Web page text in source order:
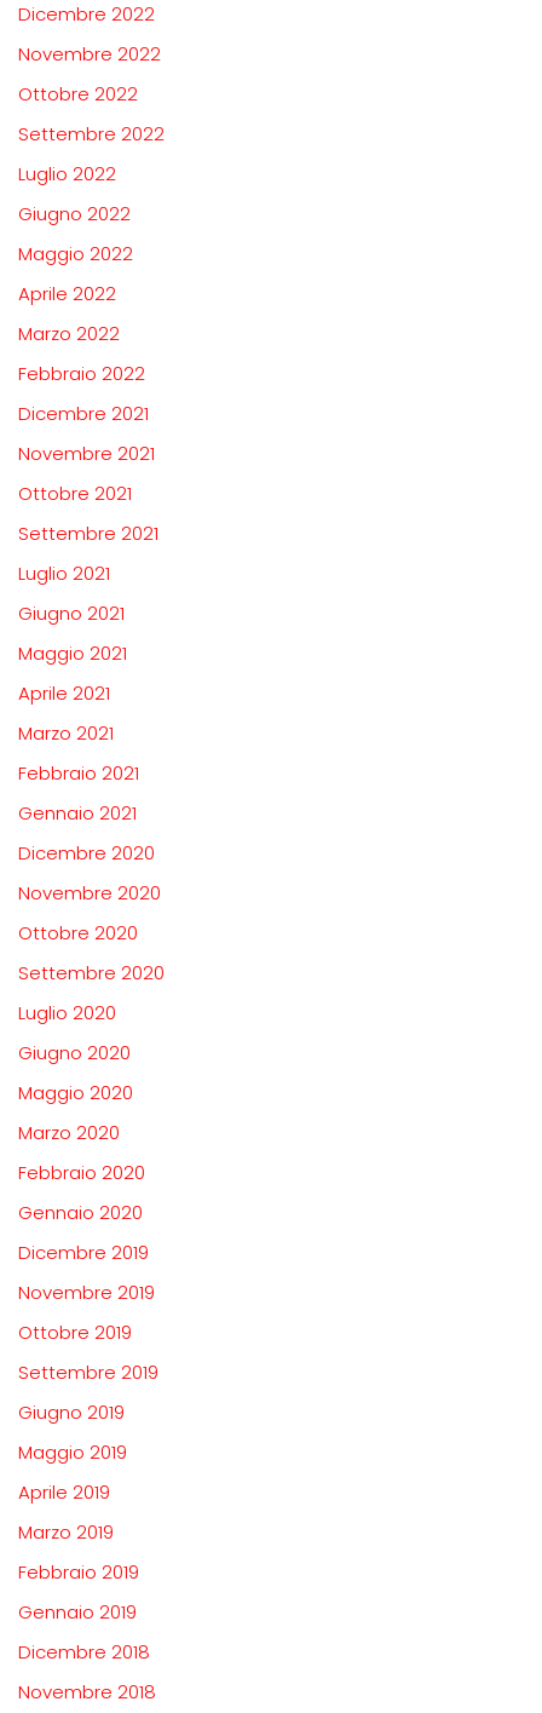
Dicembre 2022
Novembre 2022
Ottobre 2022
Settembre 2022
Luglio 2022
Giugno 2022
Maggio 2022
Aprile 2022
Marzo 2022
Febbraio 2022
Dicembre 2021
Novembre 2021
Ottobre 2021
Settembre 2021
Luglio 2021
Giugno 2021
Maggio 2021
Aprile 2021
Marzo 2021
Febbraio 2021
Gennaio 2021
Dicembre 2020
Novembre 2020
Ottobre 2020
Settembre 2020
Luglio 2020
Giugno 2020
Maggio 2020
Marzo 2020
Febbraio 2020
Gennaio 2020
Dicembre 2019
Novembre 2019
Ottobre 2019
Settembre 2019
Giugno 2019
Maggio 2019
Aprile 2019
Marzo 2019
Febbraio 2019
Gennaio 2019
Dicembre 2018
Novembre 2018